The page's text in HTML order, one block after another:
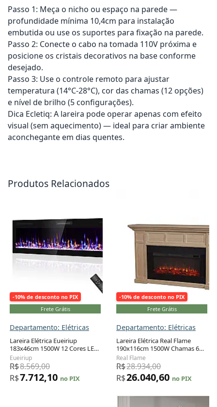
Passo 1: Meça o nicho ou espaço na parede —
profundidade mínima 10,4cm para instalação
embutida ou use os suportes para fixação na parede.
Passo 2: Conecte o cabo na tomada 110V próxima e
posicione os cristais decorativos na base conforme
desejado.
Passo 3: Use o controle remoto para ajustar
temperatura (14°C-28°C), cor das chamas (12 opções)
e nível de brilho (5 configurações).
Dica Ecletiq: A lareira pode operar apenas com efeito
visual (sem aquecimento) — ideal para criar ambiente
aconchegante em dias quentes.
Produtos Relacionados
-10% de desconto no PIX
Frete Grátis
Departamento: Elétricas
Lareira Elétrica Eueiriup
183x46cm 1500W 12 Cores LED
Controle Touch Embutir 110V
Adicionar ao carrinho
Eueiriup
R$8.569,00
R$7.712,10 no PIX
-10% de desconto no PIX
Frete Grátis
Departamento: Elétricas
Lareira Elétrica Real Flame
190x116cm 1500W Chamas 6
Cores Controle Remoto 110V
Real Flame
R$28.934,00
R$26.040,60 no PIX
Adicionar ao carrinho Adicionar ao carrinho